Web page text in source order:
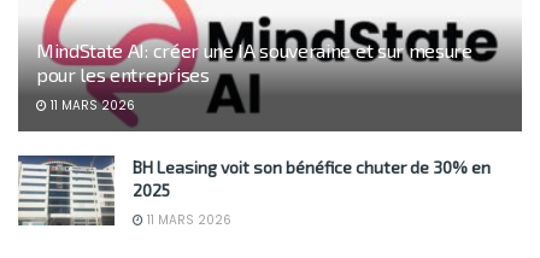
MindState AI: créer une IA souveraine et sur mesure
pour les entreprises
11 MARS 2026
BH Leasing voit son bénéfice chuter de 30% en
2025
11 MARS 2026